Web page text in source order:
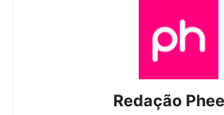
Redação